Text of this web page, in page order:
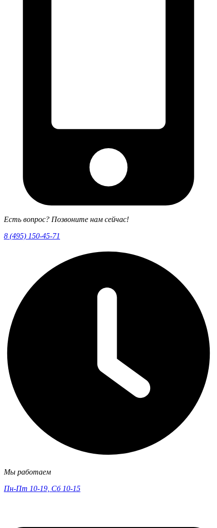
Есть вопрос? Позвоните нам сейчас!
8 (495) 150-45-71
Мы работаем
Пн-Пт 10-19, Сб 10-15